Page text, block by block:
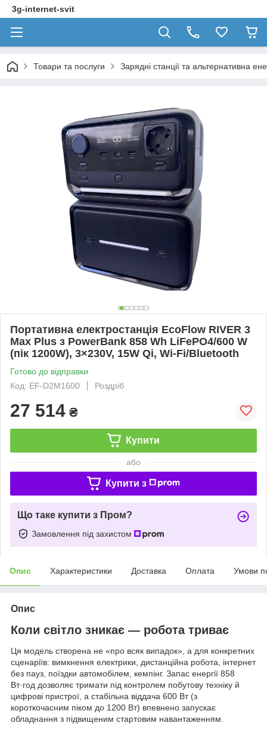
3g-internet-svit
Товари та послуги Зарядні станції та альтернативна
Портативна електростанція EcoFlow RIVER 3
Max Plus з PowerBank 858 Wh LiFePO4/600 W
(пік 1200W), 3×230V, 15W Qi, Wi-Fi/Bluetooth
Готово до відправки
Код: EF-D2M1600
Роздріб
27 514 ₴
Купити
або
Купити з
Що таке купити з Пром?
Замовлення під захистом
Опис Характеристики Доставка Оплата Умови
Опис
Коли світло зникає — робота триває
Ця модель створена не «про всяк випадок», а для конкретних
сценаріїв: вимкнення електрики, дистанційна робота, інтернет
без пауз, поїздки автомобілем, кемпінг. Запас енергії 858
Вт·год дозволяє тримати під контролем побутову техніку й
цифрові пристрої, а стабільна віддача 600 Вт (з
короткочасним піком до 1200 Вт) впевнено запускає
обладнання з підвищеним стартовим навантаженням.